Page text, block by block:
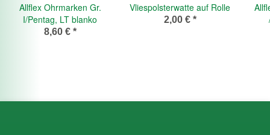
Allflex Ohrmarken Gr.
I/Pentag, LT blanko
8,60 € *
Vliespolsterwatte auf Rolle
2,00 € *